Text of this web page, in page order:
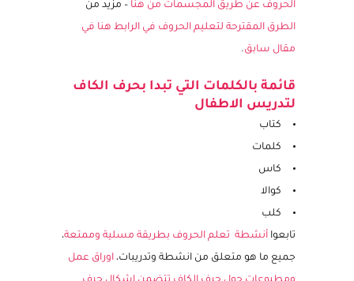
بين 3 – 5 سنوات –
تصفحوا كل ما يتعلق بتعليم
الحروف عن طريق المجسمات من هنا– مزيد من
الطرق المقترحة لتعليم الحروف في الرابط هنا في
مقال سابق
قائمة بالكلمات التي تبدا بحرف الكاف
كلمات
كاس
كوالا
كلب
تابعوا
أنشطة تعلم الحروف بطريقة مسلية وممتعة